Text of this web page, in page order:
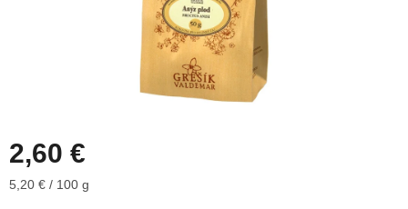
2,60 €
Jednotková
5,20 € / 100 g